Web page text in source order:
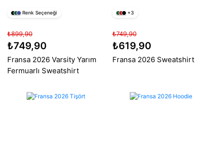
Renk Seçeneği
₺899,90
₺749,90
Fransa 2026 Varsity Yarım
Fermuarlı Sweatshirt
+3
₺749,90
₺619,90
Fransa 2026 Sweatshirt